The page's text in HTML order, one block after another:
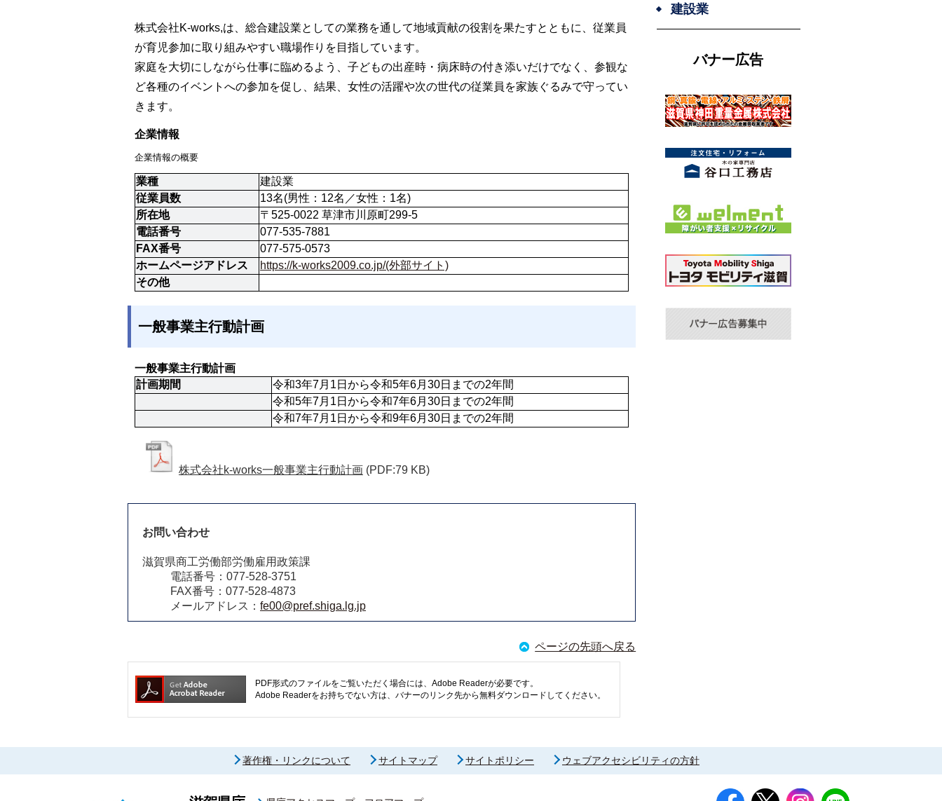
株式会社K-works,は、総合建設業としての業務を通して地域貢献の役割を果たすとともに、従業員
が育児参加に取り組みやすい職場作りを目指しています。
家庭を大切にしながら仕事に臨めるよう、子どもの出産時・病床時の付き添いだけでなく、参観な
ど各種のイベントへの参加を促し、結果、女性の活躍や次の世代の従業員を家族ぐるみで守ってい
きます。
企業情報
企業情報の概要
業種
建設業
従業員数
13名(男性：12名／女性：1名)
所在地
〒525-0022 草津市川原町299-5
電話番号
077-535-7881
FAX番号
077-575-0573
ホームページアドレス
https://k-works2009.co.jp/(外部サイト)
その他
一般事業主行動計画
一般事業主行動計画
計画期間
令和3年7月1日から令和5年6月30日までの2年間
令和5年7月1日から令和7年6月30日までの2年間
令和7年7月1日から令和9年6月30日までの2年間
株式会社k-works一般事業主行動計画 (PDF:79 KB)
お問い合わせ
滋賀県商工労働部労働雇用政策課
電話番号：077-528-3751
FAX番号：077-528-4873
メールアドレス： fe00@pref.shiga.lg.jp
ページの先頭へ戻る
PDF形式のファイルをご覧いただく場合には、Adobe Readerが必要です。
Adobe Readerをお持ちでない方は、バナーのリンク先から無料ダウンロードしてください。
建設業
バナー広告
著作権・リンクについて サイトマップ サイトポリシー ウェブアクセシビリティの方針